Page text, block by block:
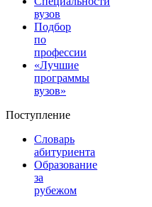
вузов
Подбор
по
профессии
«Лучшие
программы
вузов»
Поступление
Словарь
абитуриента
Образование
за
рубежом